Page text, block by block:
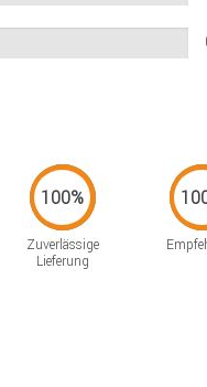
Zuverlässige
Lieferung